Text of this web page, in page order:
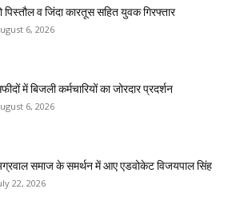
पिस्तौल व जिंदा कारतूस सहित युवक गिरफ्तार
6, 2026
में बिजली कर्मचारियों का जोरदार प्रदर्शन
6, 2026
समाज के समर्थन में आए एडवोकेट विजयपाल सिंह
22, 2026